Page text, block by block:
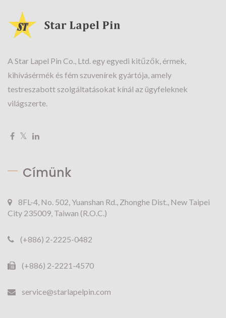
A Star Lapel Pin Co., Ltd. egy egyedi kitűzők, érmek,
kihívásérmék és fém szuvenírek gyártója, amely
testreszabott szolgáltatásokat kínál az ügyfeleknek
világszerte.
Címünk
8FL-4, No. 502, Yuanshan Rd., Zhonghe Dist., New Taipei
City 235009, Taiwan (R.O.C.)
(+886) 2-2225-0482
(+886) 2-2221-4570
service@starlapelpin.com